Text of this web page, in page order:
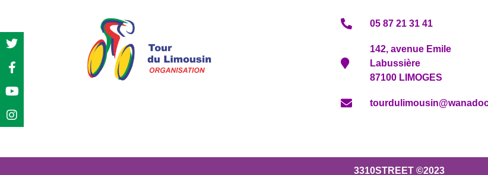
05 87 21 31 41
142, avenue Emile
Labussière
87100 LIMOGES
3310STREET ©2023